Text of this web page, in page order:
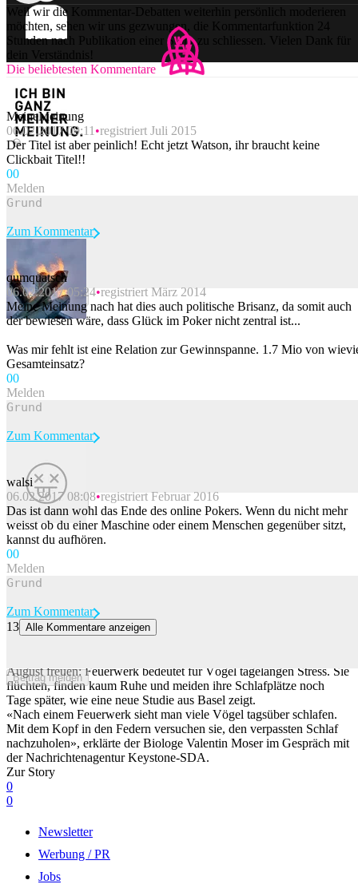
Weil wir die Kommentar-Debatten weiterhin persönlich moderieren
möchten, sehen wir uns gezwungen, die Kommentarfunktion 24
Stunden nach Publikation einer Story zu schliessen. Vielen Dank für
dein Verständnis!
Die beliebtesten Kommentare
MeineMeinung
06.02.2017 09:11 registriert Juli 2015
Der Titel ist aber peinlich! Echt jetzt Watson, ihr braucht keine
Clickbait Titel!!
00
Melden
Beitrag melden
Zum Kommentar
qumquatsch
06.02.2017 05:24 registriert März 2014
Meine Meinung nach hat dies auch politische Brisanz, da somit auch
der bewiesen wäre, dass Glück im Poker nicht zentral ist...
Was mir fehlt ist eine Relation zur Gewinnspanne. 1.7 Mio von
Gesamteinsatz?
00
Melden
Beitrag melden
Zum Kommentar
walsi
06.02.2017 08:08 registriert Februar 2016
Das ist dann wohl das Ende des online Pokers. Wenn du nicht mehr
weisst ob du einer Maschine oder einem Menschen gegenüber sitzt,
kannst du aufhören.
00
Melden
Beitrag melden
Zum Kommentar
13 Alle Kommentare anzeigen
August freuen: Feuerwerk bedeutet für Vögel tagelangen Stress. Sie
flüchten, finden kaum Ruhe und meiden ihre Schlafplätze noch
Tage später, wie eine neue Studie aus Basel zeigt.
«Nach einem Feuerwerk sieht man viele Vögel tagsüber schlafen.
Mit dem Kopf in den Federn versuchen sie, den verpassten Schlaf
nachzuholen», erklärte der Biologe Valentin Moser im Gespräch mit
der Nachrichtenagentur Keystone-SDA.
Zur Story
0
0
Newsletter
Werbung / PR
Jobs